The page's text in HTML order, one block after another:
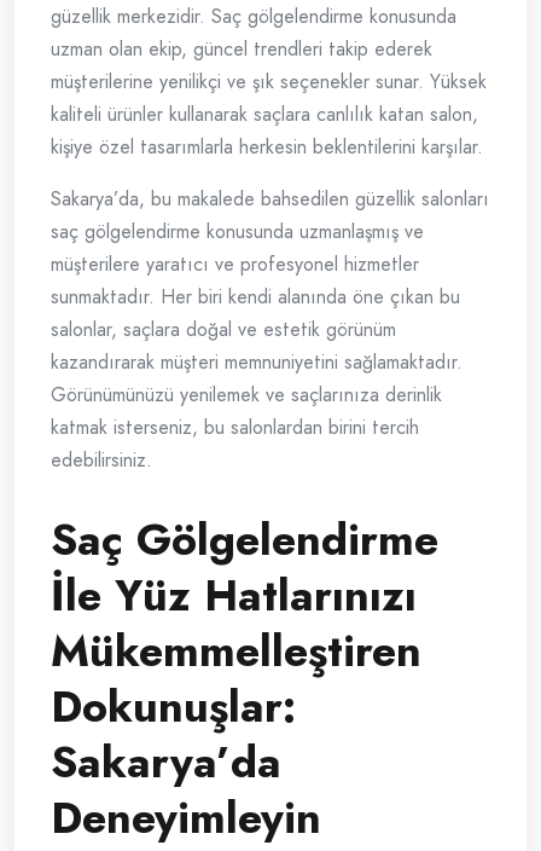
güzellik merkezidir. Saç gölgelendirme konusunda
uzman olan ekip, güncel trendleri takip ederek
müşterilerine yenilikçi ve şık seçenekler sunar. Yüksek
kaliteli ürünler kullanarak saçlara canlılık katan salon,
kişiye özel tasarımlarla herkesin beklentilerini karşılar.
Sakarya’da, bu makalede bahsedilen güzellik salonları
saç gölgelendirme konusunda uzmanlaşmış ve
müşterilere yaratıcı ve profesyonel hizmetler
sunmaktadır. Her biri kendi alanında öne çıkan bu
salonlar, saçlara doğal ve estetik görünüm
kazandırarak müşteri memnuniyetini sağlamaktadır.
Görünümünüzü yenilemek ve saçlarınıza derinlik
katmak isterseniz, bu salonlardan birini tercih
edebilirsiniz.
Saç Gölgelendirme
İle Yüz Hatlarınızı
Mükemmelleştiren
Dokunuşlar:
Sakarya’da
Deneyimleyin